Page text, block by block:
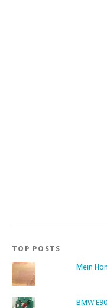
TOP POSTS
Mein
BMW